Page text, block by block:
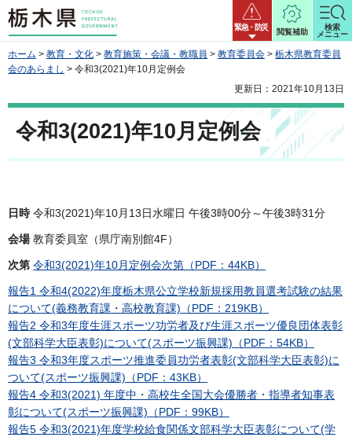
栃木県 緊急・防災
閲覧補助
検索
メニュー
ホーム > 教育・文化 > 教育施策・会議・教職員 > 教育委員会 > 栃木県教育委員
会のあらまし > 令和3(2021)年10月定例会
更新日：2021年10月13日
令和3(2021)年10月定例会
日時令和3(2021)年10月13日水曜日 午後3時00分～午後3時31分
会場教育委員室（県庁南別館4F）
次第 令和3(2021)年10月定例会次第（PDF：44KB）
報告1 令和4(2022)年度栃木県公立学校新規採用教員選考試験の結果
について(義務教育課・高校教育課)（PDF：219KB）
報告2 令和3年度生涯スポーツ功労者及び生涯スポーツ優良団体表彰
(文部科学大臣表彰)について(スポーツ振興課)（PDF：54KB）
報告3 令和3年度スポーツ推進委員功労者表彰(文部科学大臣表彰)に
ついて(スポーツ振興課)（PDF：43KB）
報告4 令和3(2021) 年度中・高校生全国大会優勝者・指導者知事表
彰について(スポーツ振興課)（PDF：99KB）
報告5 令和3(2021)年度学校給食関係文部科学大臣表彰について(学